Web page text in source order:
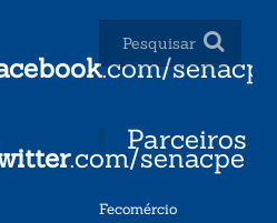
.com/senacpe
.com/senacpe
Parceiros
Fecomércio